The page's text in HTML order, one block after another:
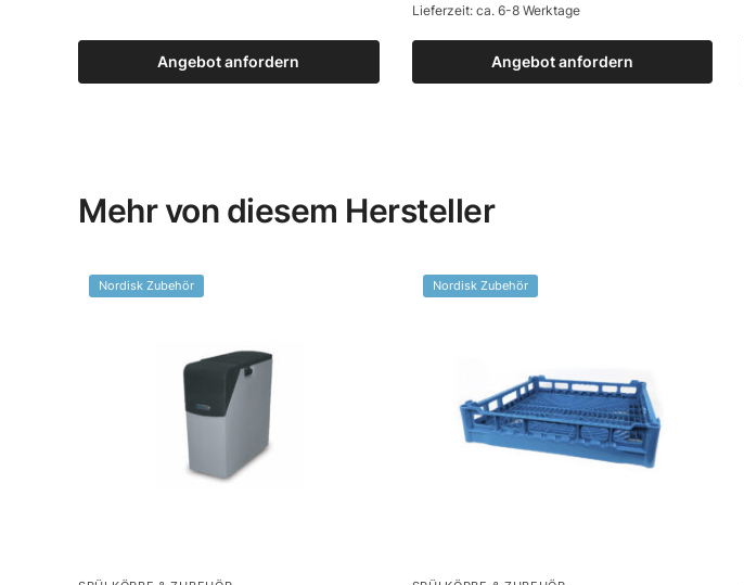
Zum Produkt
Angebot anfordern Zum Produkt
Angebot anfordern
Lieferzeit: ca. 6-8 Werktage
Mehr von diesem Hersteller
Nordisk Zubehör Nordisk Zubehör